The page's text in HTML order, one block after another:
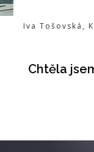
Iva Tošovská ,
Chtěla